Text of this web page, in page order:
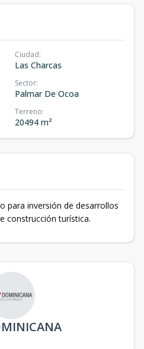
Ciudad:
Las Charcas
Sector:
Palmar De Ocoa
Terreno:
20494 m²
para inversión de desarrollos
construcción turística.